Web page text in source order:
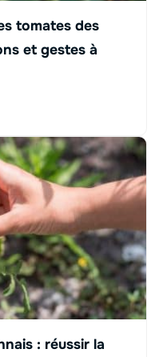
tomates des
et gestes à
: réussir la